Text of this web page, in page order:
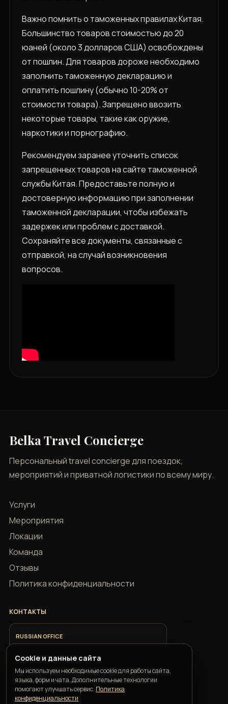
Важно помнить о таможенных правилах Китая.
Большинство товаров стоимостью до 20
юаней (около 3 долларов США) освобождены
от пошлин. Для товаров дороже необходимо
заполнить таможенную декларацию и
оплатить пошлину (обычно 10-20% от
стоимости товара). Запрещено ввозить
некоторые товары, такие как оружие,
наркотики и порнографию.
Рекомендуем заранее уточнить список
запрещенных товаров на сайте таможенной
службы Китая. Предоставьте полную и
достоверную информацию при заполнении
таможенной декларации, чтобы избежать
задержек или проблем с доставкой.
Сохраняйте все документы, связанные с
отправкой, на случай возникновения
вопросов.
Belka Travel Concierge
Персональный travel concierge для поездок,
мероприятий и приватной логистики по всему миру.
Услуги
Мероприятия
Локации
Команда
Отзывы
Политика конфиденциальности
КОНТАКТЫ
RUSSIAN OFFICE
+7 918 685 9883
ITALIAN OFFICE
+39 351 352 1163
Cookie и данные сайта
Мы используем необходимые cookie для работы сайта,
языка, форм и чата. Дополнительные технологии
помогают улучшать сервис. Политика
конфиденциальности